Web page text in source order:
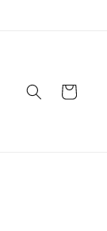
Varukorg